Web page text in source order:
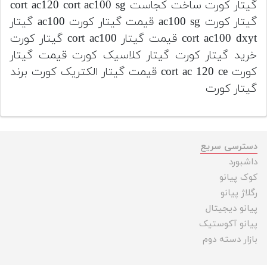
گیتار کورت ساخت کجاست cort ac120 cort ac100 sg
گیتار کورت ac100 sg قیمت گیتار کورت ac100 گیتار
cort ac100 dxyt قیمت گیتار cort ac100 گیتار کورت
خرید گیتار کورت گیتار کلاسیک کورت قیمت گیتار
کورت cort ac 120 ce قیمت گیتار الکتریک کورت برند
گیتار کورت
دسترسی سریع
داشبورد
کوک پیانو
رگلاژ پیانو
پیانو دیجیتال
پیانو آکوستیک
بازار دسته دوم